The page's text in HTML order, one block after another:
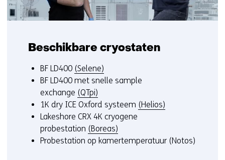
Beschikbare cryostaten
BF LD400 (Selene)
BF LD400 met snelle sample
exchange (QTpi)
1K dry ICE Oxford systeem (Helios)
Lakeshore CRX 4K cryogene
probestation (Boreas)
Probestation op kamertemperatuur (Notos)